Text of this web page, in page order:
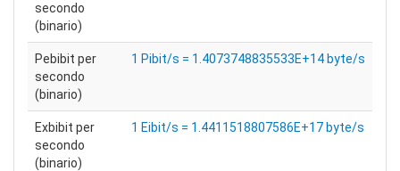
secondo
(binario)
Pebibit per
secondo
(binario)
1 Pibit/s = 1.4073748835533E+14 byte/s
Exbibit per
secondo
(binario)
1 Eibit/s = 1.4411518807586E+17 byte/s